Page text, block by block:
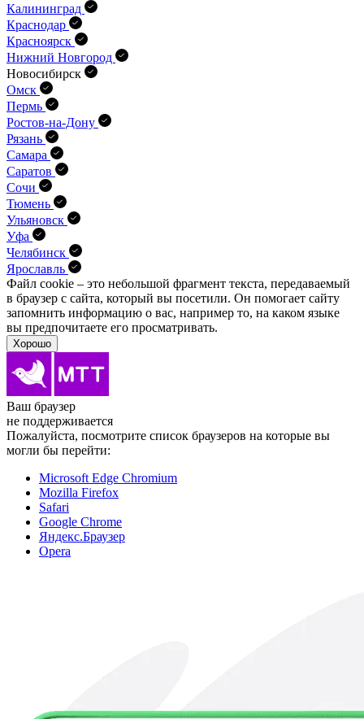
Калининград
Краснодар
Красноярск
Нижний Новгород
Новосибирск
Омск
Пермь
Ростов-на-Дону
Рязань
Самара
Саратов
Сочи
Тюмень
Ульяновск
Уфа
Челябинск
Ярославль
Файл cookie – это небольшой фрагмент текста, передава­емый
в браузер с сайта, который вы посетили. Он помо­гает сайту
запомнить информацию о вас, например то, на каком языке
вы предпочитаете его просматривать.
Хорошо
Ваш браузер
не поддерживается
Пожалуйста, посмотрите список браузеров на которые вы
могли бы перейти:
Microsoft Edge Chromium
Mozilla Firefox
Safari
Google Chrome
Яндекс.Браузер
Opera